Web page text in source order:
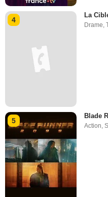
4
La
Drame,
5
Blade
Action,